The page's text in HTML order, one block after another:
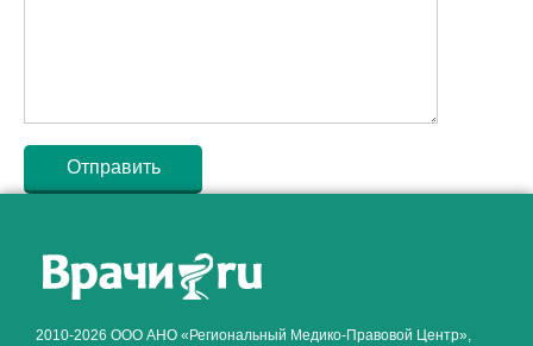
2010-2026 ООО АНО «Региональный Медико-Правовой Центр»,